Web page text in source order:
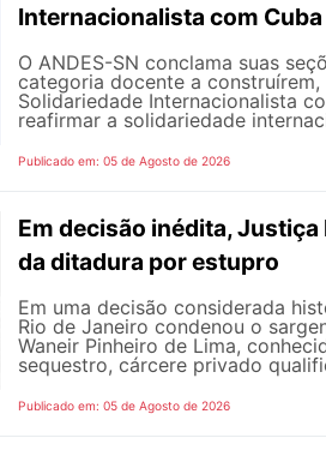
Internacionalista com
O ANDES-SN conclama suas
categoria docente a
Solidariedade Internacionalista
reafirmar a solidariedade
Publicado em: 05 de Agosto de 2026
Em decisão inédita,
da ditadura por estupro
Em uma decisão considerada
Rio de Janeiro condenou o
Waneir Pinheiro de Lima,
sequestro, cárcere privado
Publicado em: 05 de Agosto de 2026